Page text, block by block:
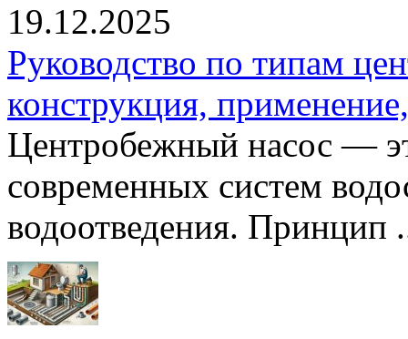
19.12.2025
Руководство по типам
конструкция,
Центробежный насос —
современных систем
водоотведения. Принцип